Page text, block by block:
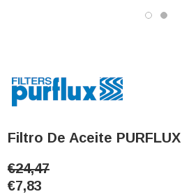
Filtro De Aceite
€24,47
€7,83